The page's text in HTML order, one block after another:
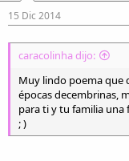
15 Dic 2014
caracolinha dijo:
Muy lindo poema que
épocas decembrinas,
para ti y tu familia una
; )